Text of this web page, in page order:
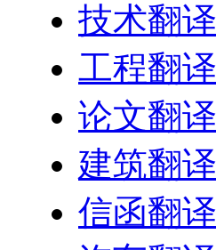
技术翻译
工程翻译
论文翻译
建筑翻译
信函翻译